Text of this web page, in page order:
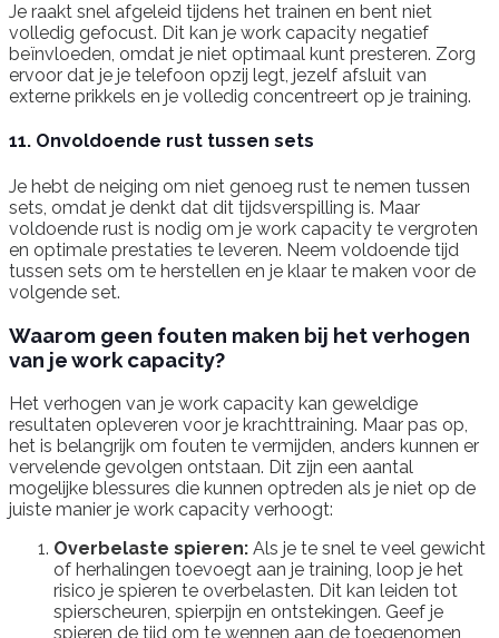
Je raakt snel afgeleid tijdens het trainen en bent niet
volledig gefocust. Dit kan je work capacity negatief
beïnvloeden, omdat je niet optimaal kunt presteren. Zorg
ervoor dat je je telefoon opzij legt, jezelf afsluit van
externe prikkels en je volledig concentreert op je training.
11. Onvoldoende rust tussen sets
Je hebt de neiging om niet genoeg rust te nemen tussen
sets, omdat je denkt dat dit tijdsverspilling is. Maar
voldoende rust is nodig om je work capacity te vergroten
en optimale prestaties te leveren. Neem voldoende tijd
tussen sets om te herstellen en je klaar te maken voor de
volgende set.
Waarom geen fouten maken bij het verhogen
van je work capacity?
Het verhogen van je work capacity kan geweldige
resultaten opleveren voor je krachttraining. Maar pas op,
het is belangrijk om fouten te vermijden, anders kunnen er
vervelende gevolgen ontstaan. Dit zijn een aantal
mogelijke blessures die kunnen optreden als je niet op de
juiste manier je work capacity verhoogt:
Overbelaste spieren: Als je te snel te veel gewicht
of herhalingen toevoegt aan je training, loop je het
risico je spieren te overbelasten. Dit kan leiden tot
spierscheuren, spierpijn en ontstekingen. Geef je
spieren de tijd om te wennen aan de toegenomen